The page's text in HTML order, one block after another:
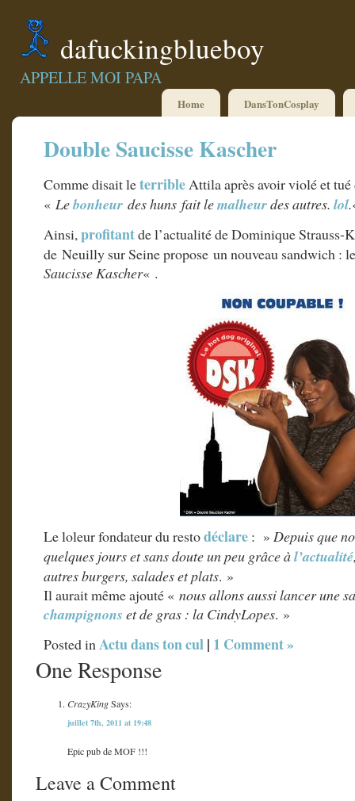
dafuckingblueboy
APPELLE MOI PAPA
Home DansTonCosplay
Double Saucisse Kascher
Comme disait leterribleAttila après avoir violé et
« Lebonheur des huns fait lemalheurdes autres. lol.
Ainsi,profitantde l’actualité de Dominique Strauss-
de Neuilly sur Seine propose un nouveau sandwich
Saucisse Kascher« .
Le loleur fondateur du restodéclare : » Depuis que
quelques jours et sans doute un peu grâce àl’actualité
autres burgers, salades et plats. »
Il aurait même ajouté « nous allons aussi lancer une
champignons et de gras : la CindyLopes. »
Posted inActu dans ton cul| 1 Comment »
One Response
CrazyKingSays:
juillet 7th, 2011 at 19:48
Epic pub de MOF !!!
Leave a Comment